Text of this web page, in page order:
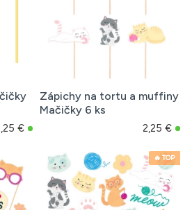
€
Zápichy na tortu a muffiny
Mačičky 6 ks
2,25 €
🔥 TOP